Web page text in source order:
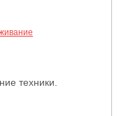
техники.